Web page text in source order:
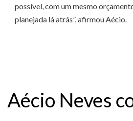
possível, com um mesmo
planejada lá atrás”, afirmou Aécio.
Aécio Neves